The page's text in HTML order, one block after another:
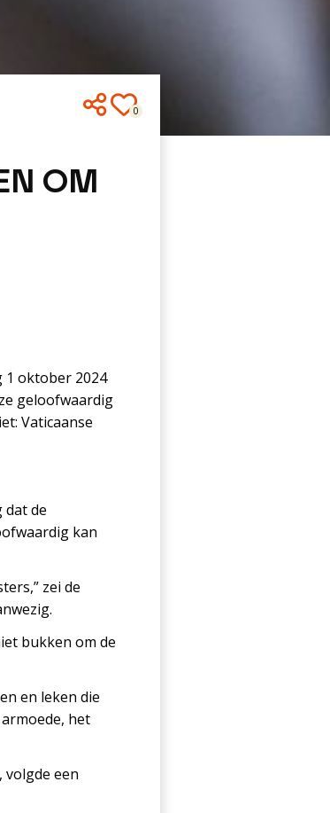
0
OM
1 oktober 2024
geloofwaardig
Vaticaanse
dat de
kan
zei de
bukken om de
en leken die
het
een